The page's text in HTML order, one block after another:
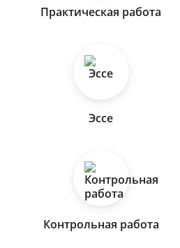
Практическая работа
Эссе
Контрольная работа